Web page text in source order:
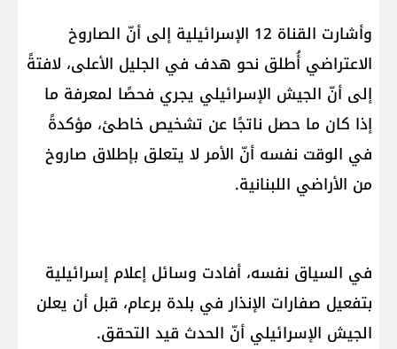
وأشارت القناة 12 الإسرائيلية إلى أنّ الصاروخ
الاعتراضي أُطلق نحو هدف في الجليل الأعلى، لافتةً
إلى أنّ الجيش الإسرائيلي يجري فحصًا لمعرفة ما
إذا كان ما حصل ناتجًا عن تشخيص خاطئ، مؤكدةً
في الوقت نفسه أنّ الأمر لا يتعلق بإطلاق صاروخ
من الأراضي اللبنانية.
في السياق نفسه، أفادت وسائل إعلام إسرائيلية
بتفعيل صفارات الإنذار في بلدة برعام، قبل أن يعلن
الجيش الإسرائيلي أنّ الحدث قيد التحقق.